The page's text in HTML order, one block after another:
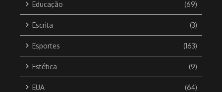
Educação (69)
Escrita (3)
Esportes (163)
Estética (9)
EUA (64)